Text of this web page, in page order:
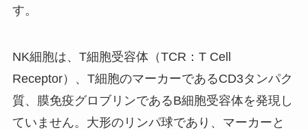
す。
NK細胞は、T細胞受容体（TCR：T Cell
Receptor）、T細胞のマーカーであるCD3タンパク
質、膜免疫グロブリンであるB細胞受容体を発現し
ていません。大形のリンパ球であり、マーカーと